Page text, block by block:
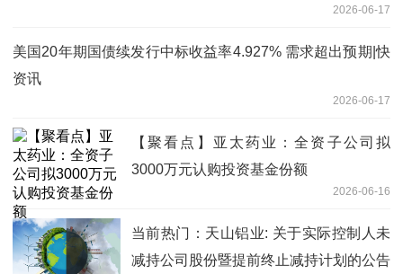
2026-06-17
美国20年期国债续发行中标收益率4.927% 需求超出预期|快
资讯
2026-06-17
【聚看点】亚太药业：全资子公司拟
3000万元认购投资基金份额
2026-06-16
当前热门：天山铝业: 关于实际控制人未
减持公司股份暨提前终止减持计划的公告